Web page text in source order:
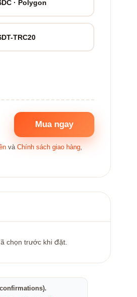
· Polygon
TRC20
Mua ngay
và Chính sách giao hàng,
chọn trước khi đặt.